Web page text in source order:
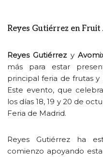
Reyes Gutiérrez en
Reyes Gutiérrezy
más para estar
principal feria de frutas y
Este evento, que
los días 18, 19 y 20 de
Feria de Madrid.
Reyes Gutiérrez ha
comienzo apoyando